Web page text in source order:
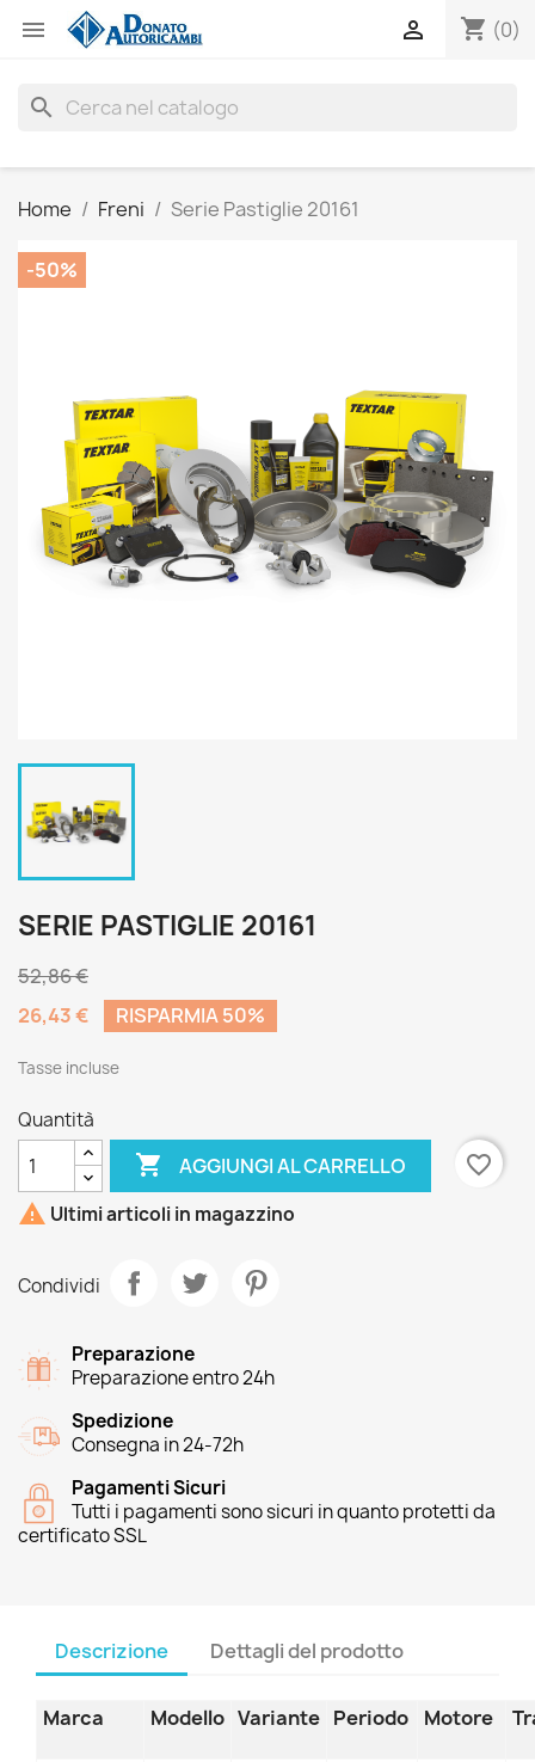
 shopping_cart (0)

search
Home Freni Serie Pastiglie 20161
-50%
SERIE PASTIGLIE 20161
52,86 €
26,43 €
RISPARMIA 50%
Tasse incluse
Quantità
 AGGIUNGI AL CARRELLO
favorite_border
 Ultimi articoli in magazzino
Condividi
Preparazione
Preparazione entro 24h
Spedizione
Consegna in 24-72h
Pagamenti Sicuri
Tutti i pagamenti sono sicuri in quanto protetti da
certificato SSL
Descrizione Dettagli del prodotto
Marca Modello Variante Periodo Motore